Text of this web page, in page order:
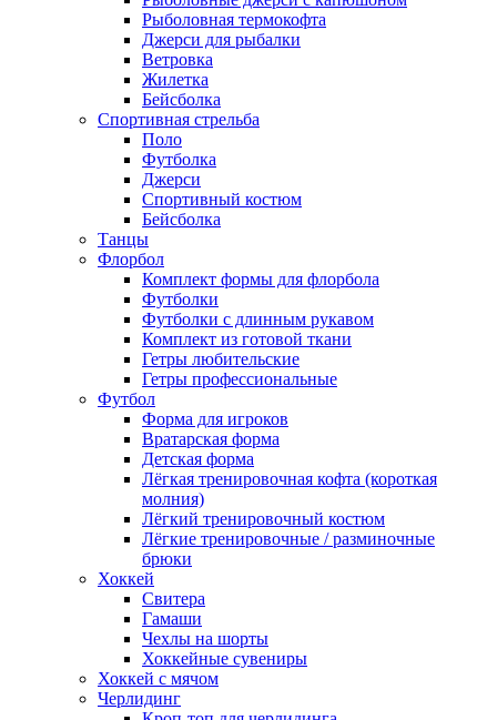
Рыболовная термокофта
Джерси для рыбалки
Ветровка
Жилетка
Бейсболка
Спортивная стрельба
Поло
Футболка
Джерси
Спортивный костюм
Бейсболка
Танцы
Флорбол
Комплект формы для флорбола
Футболки
Футболки с длинным рукавом
Комплект из готовой ткани
Гетры любительские
Гетры профессиональные
Футбол
Форма для игроков
Вратарская форма
Детская форма
Лёгкая тренировочная кофта (короткая
молния)
Лёгкий тренировочный костюм
Лёгкие тренировочные / разминочные
брюки
Хоккей
Свитера
Гамаши
Чехлы на шорты
Хоккейные сувениры
Хоккей с мячом
Черлидинг